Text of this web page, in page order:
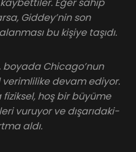
Giddey’nin son
bu kişiye taşıdı.
boyada Chicago’nun
verimlilike devam ediyor.
hoş bir büyüme
vuruyor ve dışarıdaki-
aldı.